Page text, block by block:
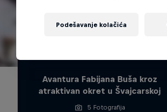
Avantura Fabijana Buša kroz
atraktivan okret u Švajcarskoj
5 Fotografija
Podešavanje kolačića